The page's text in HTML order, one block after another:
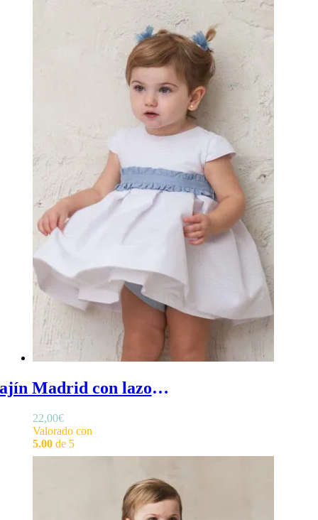
Fajín Madrid con lazos de bebé - Fajín ceremonia bebé con dos volantes arriba y abajo del frontal
22,00€
Valorado con
5.00 de 5